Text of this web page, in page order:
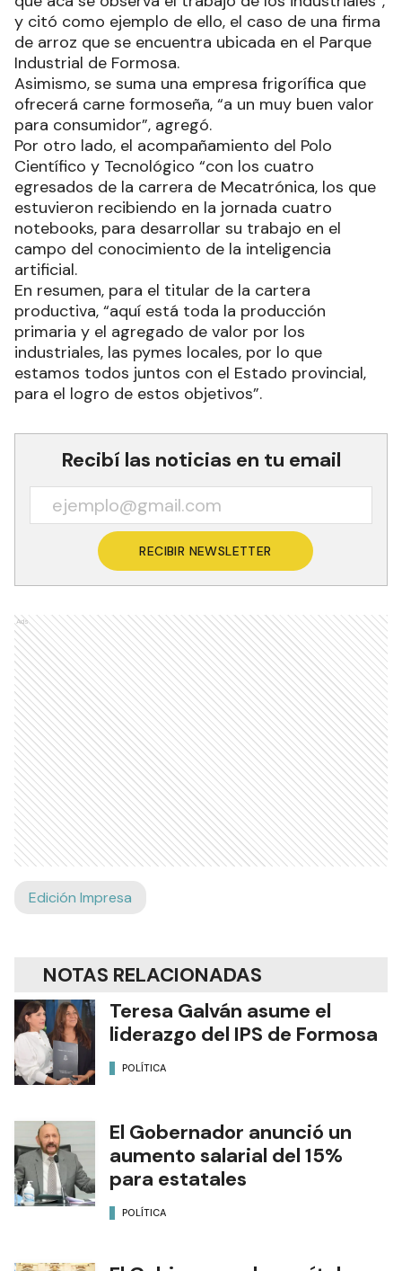
y citó como ejemplo de ello, el caso de una firma
de arroz que se encuentra ubicada en el Parque
Industrial de Formosa.
Asimismo, se suma una empresa frigorífica que
ofrecerá carne formoseña, “a un muy buen valor
para consumidor”, agregó.
Por otro lado, el acompañamiento del Polo
Científico y Tecnológico “con los cuatro
egresados de la carrera de Mecatrónica, los que
estuvieron recibiendo en la jornada cuatro
notebooks, para desarrollar su trabajo en el
campo del conocimiento de la inteligencia
artificial.
En resumen, para el titular de la cartera
productiva, “aquí está toda la producción
primaria y el agregado de valor por los
industriales, las pymes locales, por lo que
estamos todos juntos con el Estado provincial,
para el logro de estos objetivos”.
Recibí las noticias en tu email
RECIBIR NEWSLETTER
Ads
Edición Impresa
NOTAS RELACIONADAS
Teresa Galván asume el
liderazgo del IPS de Formosa
POLÍTICA
El Gobernador anunció un
aumento salarial del 15%
para estatales
POLÍTICA